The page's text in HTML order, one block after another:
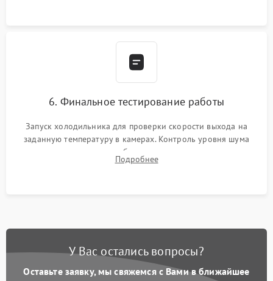
6. Финальное тестирование работы
Запуск холодильника для проверки скорости выхода на
заданную температуру в камерах. Контроль уровня шума
компрессора, отсутствия обмерзания стенок и корректного
срабатывания системы автоматической оттайки.
Подробнее
У Вас остались вопросы?
Оставьте заявку, мы свяжемся с Вами в ближайшее